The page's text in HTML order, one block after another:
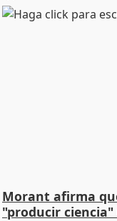
Morant afirma
"producir